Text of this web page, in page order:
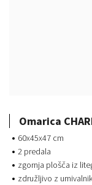
Omarica
60x45x47 cm
2 predala
zgornja plošča iz
združljivo z